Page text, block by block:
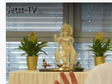
Gangaji u. Eli
geistreich
Bewusstseinsschule
Gerd Valentinelli
Gerhard Leon Laub
Gerhard Schrabal
Gopal